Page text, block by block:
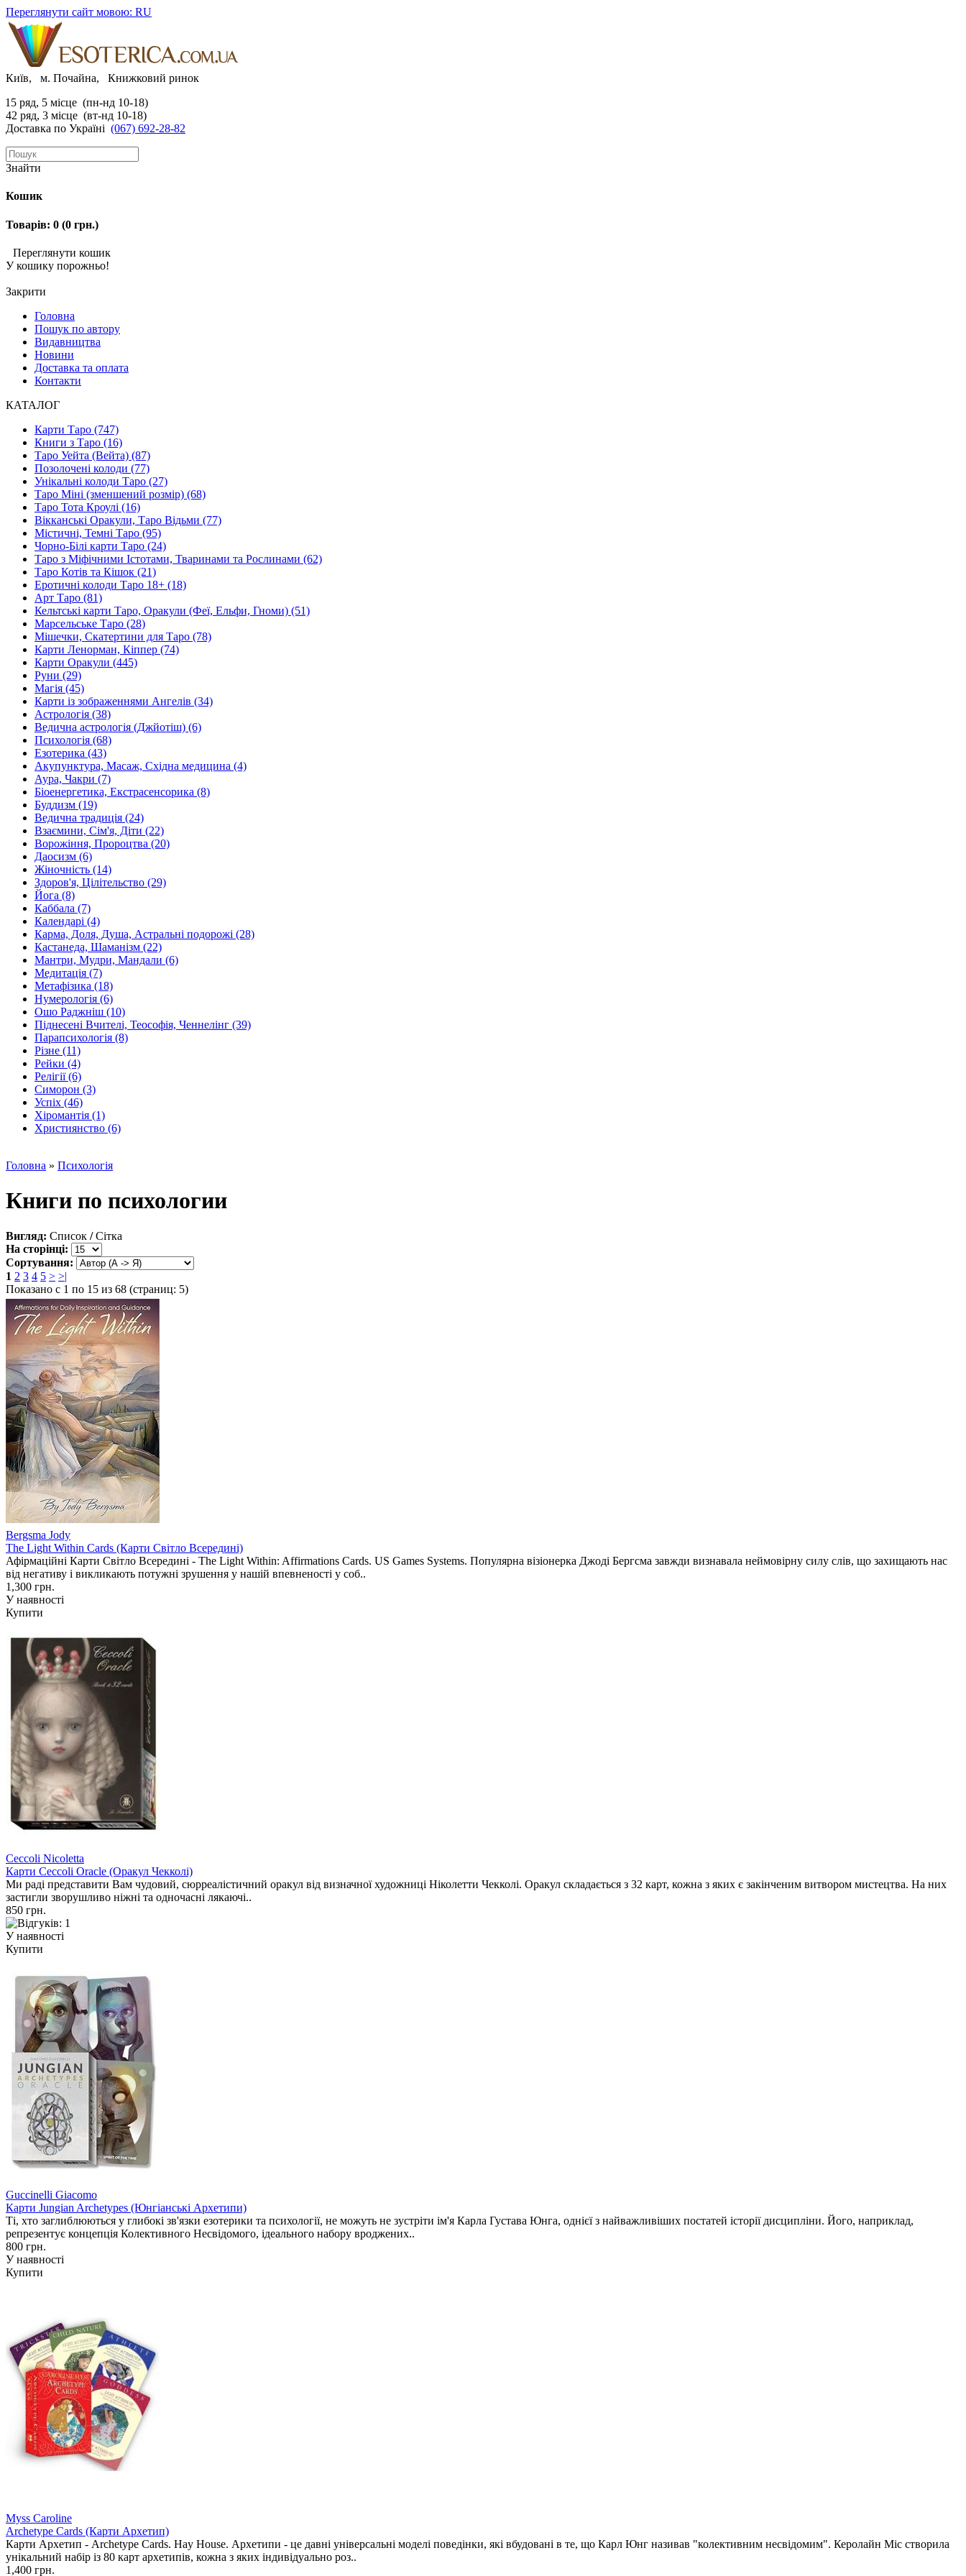
Переглянути сайт мовою: RU
Київ, м. Почайна, Книжковий ринок
15 ряд, 5 місце (пн-нд 10-18)
42 ряд, 3 місце (вт-нд 10-18)
Доставка по Україні (067) 692-28-82
Знайти
Кошик
Товарів: 0 (0 грн.)
Переглянути кошик
У кошику порожньо!
Закрити
Головна
Пошук по автору
Видавництва
Новини
Доставка та оплата
Контакти
КАТАЛОГ
Карти Таро (747)
Книги з Таро (16)
Таро Уейта (Вейта) (87)
Позолочені колоди (77)
Унікальні колоди Таро (27)
Таро Міні (зменшений розмір) (68)
Таро Тота Кроулі (16)
Вікканські Оракули, Таро Відьми (77)
Містичні, Темні Таро (95)
Чорно-Білі карти Таро (24)
Таро з Міфічними Істотами, Тваринами та Рослинами (62)
Таро Котів та Кішок (21)
Еротичні колоди Таро 18+ (18)
Арт Таро (81)
Кельтські карти Таро, Оракули (Феї, Ельфи, Гноми) (51)
Марсельське Таро (28)
Мішечки, Скатертини для Таро (78)
Карти Ленорман, Кіппер (74)
Карти Оракули (445)
Руни (29)
Магія (45)
Карти із зображеннями Ангелів (34)
Астрологія (38)
Ведична астрологія (Джйотіш) (6)
Психологія (68)
Езотерика (43)
Акупунктура, Масаж, Східна медицина (4)
Аура, Чакри (7)
Біоенергетика, Екстрасенсорика (8)
Буддизм (19)
Ведична традиція (24)
Взаємини, Сім'я, Діти (22)
Ворожіння, Пророцтва (20)
Даосизм (6)
Жіночність (14)
Здоров'я, Цілітельство (29)
Йога (8)
Каббала (7)
Календарі (4)
Карма, Доля, Душа, Астральні подорожі (28)
Кастанеда, Шаманізм (22)
Мантри, Мудри, Мандали (6)
Медитація (7)
Метафізика (18)
Нумерологія (6)
Ошо Раджніш (10)
Піднесені Вчителі, Теософія, Ченнелінг (39)
Парапсихологія (8)
Різне (11)
Рейки (4)
Релігії (6)
Симорон (3)
Успіх (46)
Хіромантія (1)
Християнство (6)
Головна » Психологія
Книги по психологии
Вигляд: Список / Сітка
На сторінці:
Сортування:
1 2 3 4 5 > >|
Показано с 1 по 15 из 68 (страниц: 5)
Bergsma Jody
The Light Within Cards (Карти Світло Всередині)
Афірмаційні Карти Світло Всередині - The Light Within: Affirmations Cards. US Games Systems. Популярна візіонерка Джоді Бергсма завжди визнавала неймовірну силу слів, що захищають нас
від негативу і викликають потужні зрушення у нашій впевненості у соб..
1,300 грн.
У наявності
Купити
Ceccoli Nicoletta
Карти Ceccoli Oracle (Оракул Чекколі)
Ми раді представити Вам чудовий, сюрреалістичний оракул від визначної художниці Ніколетти Чекколі. Оракул складається з 32 карт, кожна з яких є закінченим витвором мистецтва. На них
застигли зворушливо ніжні та одночасні лякаючі..
850 грн.
У наявності
Купити
Guccinelli Giacomo
Карти Jungian Archetypes (Юнгіанські Архетипи)
Ті, хто заглиблюються у глибокі зв'язки езотерики та психології, не можуть не зустріти ім'я Карла Густава Юнга, однієї з найважливіших постатей історії дисципліни. Його, наприклад,
репрезентує концепція Колективного Несвідомого, ідеального набору вроджених..
800 грн.
У наявності
Купити
Myss Caroline
Archetype Cards (Карти Архетип)
Карти Архетип - Archetype Cards. Hay House. Архетипи - це давні універсальні моделі поведінки, які вбудовані в те, що Карл Юнг називав "колективним несвідомим". Керолайн Міс створила
унікальний набір із 80 карт архетипів, кожна з яких індивідуально роз..
1,400 грн.